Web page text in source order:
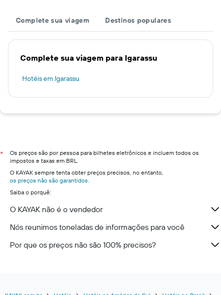
Complete sua viagem Destinos populares
Complete sua viagem para Igarassu
Hotéis em Igarassu
*
Os preços são por pessoa para bilhetes eletrônicos e incluem todos os
impostos e taxas em BRL.
O KAYAK sempre tenta obter preços precisos, no entanto,
os preços não são garantidos.
Saiba o porquê:
O KAYAK não é o vendedor
Nós reunimos toneladas de informações para você
Por que os preços não são 100% precisos?